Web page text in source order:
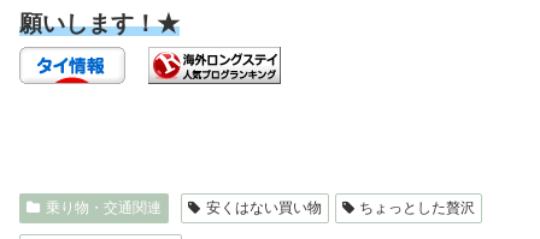
願いします！★
乗り物・交通関連 安くはない買い物 ちょっとした贅沢